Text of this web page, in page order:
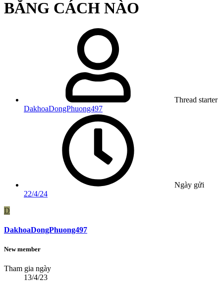
BẰNG CÁCH NÀO
Thread starter
DakhoaDongPhuong497
Ngày gửi
22/4/24
D
DakhoaDongPhuong497
New member
Tham gia ngày
13/4/23